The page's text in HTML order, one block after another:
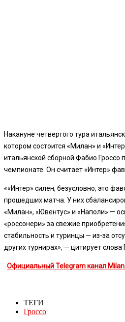
Накануне четвертого тура
котором состоится «Милан» и
итальянской сборной Фабио
чемпионате. Он считает «Интер»
««Интер» силен, безусловно, это
прошедших матча. У них
«Милан», «Ювентус» и «Наполи» —
«россонери» за свежие
стабильность и туринцы — из-за
других турнирах», — цитирует слова
Официальный Telegram канал
ТЕГИ
Гроссо